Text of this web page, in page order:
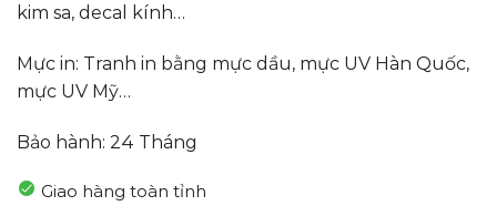
kim sa, decal kính…
Mực in: Tranh in bằng mực dầu, mực UV Hàn Quốc,
mực UV Mỹ…
Bảo hành: 24 Tháng
Giao hàng toàn tỉnh